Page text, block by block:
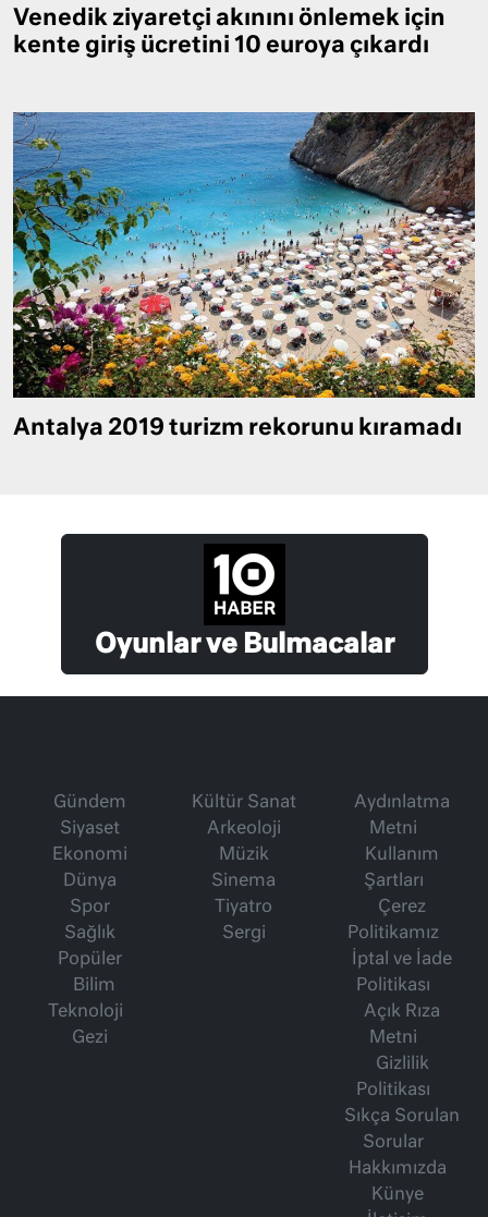
Venedik ziyaretçi akınını önlemek için
kente giriş ücretini 10 euroya çıkardı
Antalya 2019 turizm rekorunu kıramadı
Oyunlar ve Bulmacalar
Gündem
Siyaset
Ekonomi
Dünya
Spor
Sağlık
Popüler
Bilim
Teknoloji
Gezi
Kültür Sanat
Arkeoloji
Müzik
Sinema
Tiyatro
Sergi
Aydınlatma
Metni
Kullanım
Şartları
Çerez
Politikamız
İptal ve İade
Politikası
Açık Rıza
Metni
Gizlilik
Politikası
Sıkça Sorulan
Sorular
Hakkımızda
Künye